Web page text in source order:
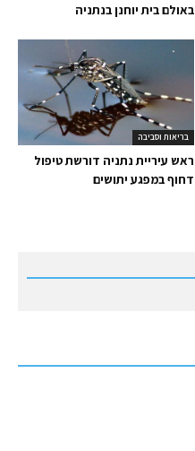
באולם בית יוחנן בנתניה
בריאות וסביבה
ראש עיריית נתניה דורשת טיפול
דחוף במפגע יתושים